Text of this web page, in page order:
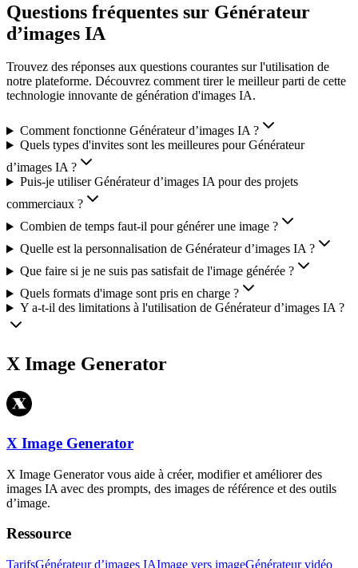
Questions fréquentes sur Générateur
d’images IA
Trouvez des réponses aux questions courantes sur l'utilisation de
notre plateforme. Découvrez comment tirer le meilleur parti de cette
technologie innovante de génération d'images IA.
Comment fonctionne Générateur d’images IA ?
Quels types d'invites sont les meilleures pour Générateur
d’images IA ?
Puis-je utiliser Générateur d’images IA pour des projets
commerciaux ?
Combien de temps faut-il pour générer une image ?
Quelle est la personnalisation de Générateur d’images IA ?
Que faire si je ne suis pas satisfait de l'image générée ?
Quels formats d'image sont pris en charge ?
Y a-t-il des limitations à l'utilisation de Générateur d’images IA ?
X Image Generator
X Image Generator
X Image Generator vous aide à créer, modifier et améliorer des
images IA avec des prompts, des images de référence et des outils
d’image.
Ressource
TarifsGénérateur d’images IAImage vers imageGénérateur vidéo